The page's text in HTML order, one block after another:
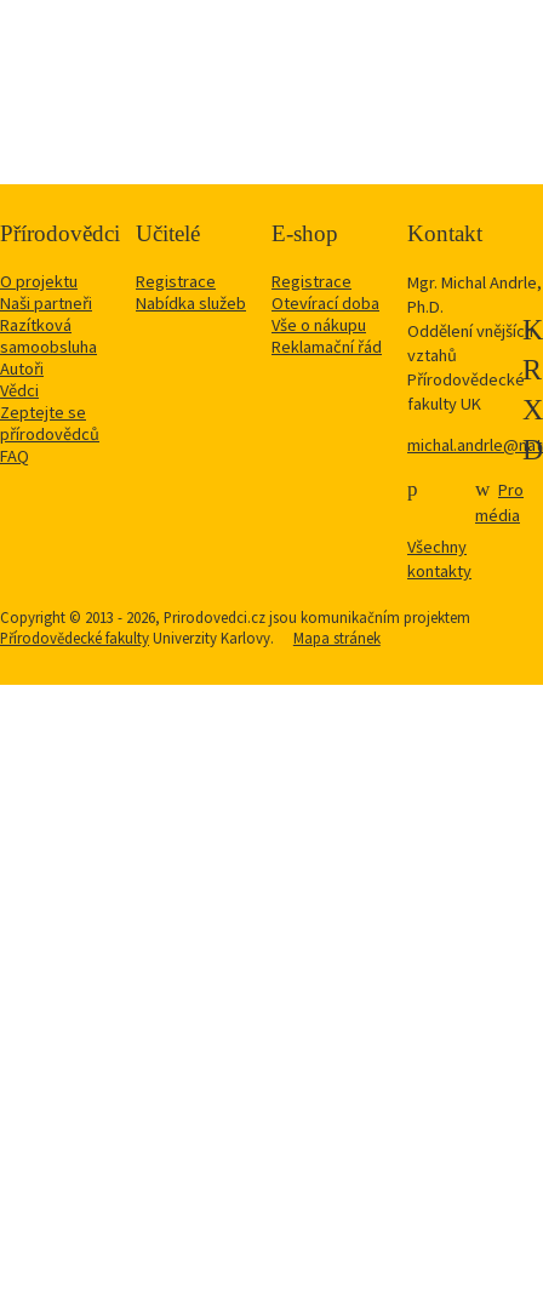
Přírodovědci
O projektu
Naši partneři
Razítková
samoobsluha
Autoři
Vědci
Zeptejte se
přírodovědců
FAQ
Učitelé
Registrace
Nabídka služeb
E-shop
Registrace
Otevírací doba
Vše o nákupu
Reklamační řád
Kontakt
Mgr. Michal Andrle,
Ph.D.
Oddělení vnějších
vztahů
Přírodovědecké
fakulty UK
Všechny
kontakty
Pro
média
Copyright © 2013 - 2026, Prirodovedci.cz jsou komunikačním projektem
Přírodovědecké fakultyUniverzity Karlovy. Mapa stránek